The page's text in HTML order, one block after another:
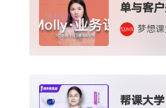
单与客
梦想课
帮课大